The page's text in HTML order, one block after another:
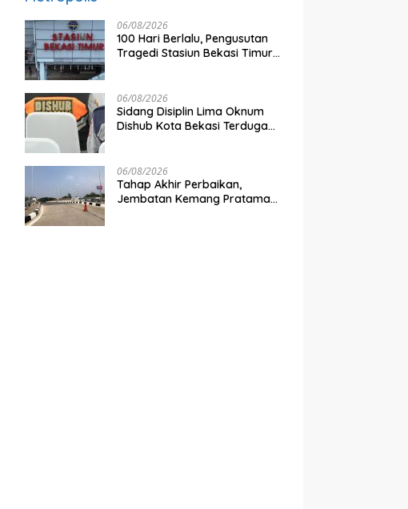
06/08/2026
100 Hari Berlalu, Pengusutan
Tragedi Stasiun Bekasi Timur
06/08/2026
Sidang Disiplin Lima Oknum
Dishub Kota Bekasi Terduga
06/08/2026
Tahap Akhir Perbaikan,
Jembatan Kemang Pratama